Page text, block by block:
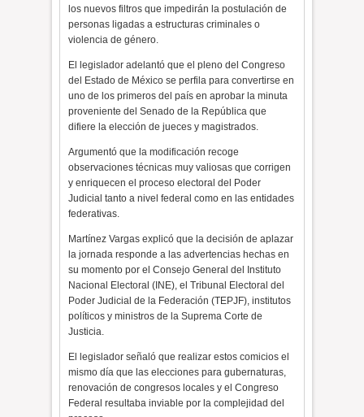
los nuevos filtros que impedirán la postulación de
personas ligadas a estructuras criminales o
violencia de género.
El legislador adelantó que el pleno del Congreso
del Estado de México se perfila para convertirse en
uno de los primeros del país en aprobar la minuta
proveniente del Senado de la República que
difiere la elección de jueces y magistrados.
Argumentó que la modificación recoge
observaciones técnicas muy valiosas que corrigen
y enriquecen el proceso electoral del Poder
Judicial tanto a nivel federal como en las entidades
federativas.
Martínez Vargas explicó que la decisión de aplazar
la jornada responde a las advertencias hechas en
su momento por el Consejo General del Instituto
Nacional Electoral (INE), el Tribunal Electoral del
Poder Judicial de la Federación (TEPJF), institutos
políticos y ministros de la Suprema Corte de
Justicia.
El legislador señaló que realizar estos comicios el
mismo día que las elecciones para gubernaturas,
renovación de congresos locales y el Congreso
Federal resultaba inviable por la complejidad del